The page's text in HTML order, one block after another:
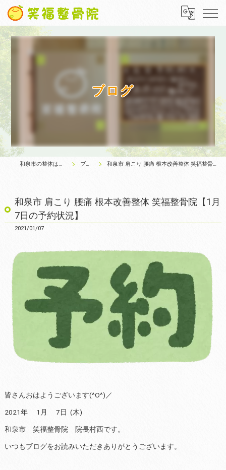
ブログ
和泉市の整体は笑福整骨院 ブログ 和泉市 肩こり 腰痛 根本改善整体 笑福整骨院【1月7日の予約状況】
和泉市 肩こり 腰痛 根本改善整体 笑福整骨院【1月
7日の予約状況】
2021/01/07
皆さんおはようございます(^O^)／
2021年 1月 7日 (木)
和泉市 笑福整骨院 院長村西です。
いつもブログをお読みいただきありがとうございます。